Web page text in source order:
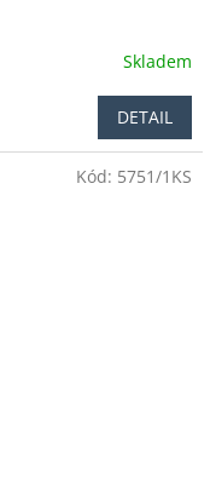
Skladem
DETAIL
Kód: 5751/1KS